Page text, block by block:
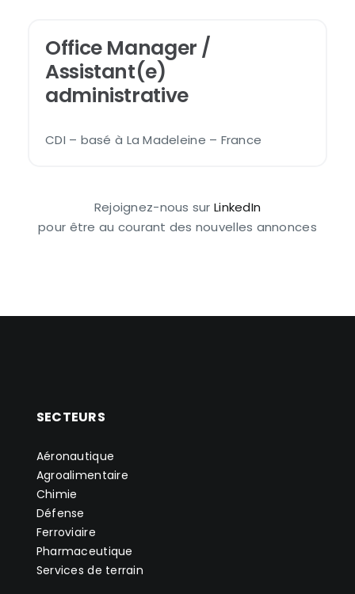
Office Manager /
Assistant(e)
administrative
CDI – basé à La Madeleine – France
Rejoignez-nous sur LinkedIn
pour être au courant des nouvelles annonces
SECTEURS
Aéronautique
Agroalimentaire
Chimie
Défense
Ferroviaire
Pharmaceutique
Services de terrain